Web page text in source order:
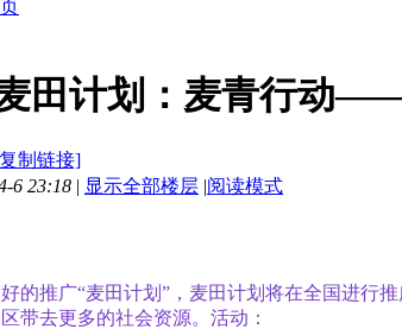
田计划：麦青行动
制链接]
6 23:18 | 显示全部楼层 |阅读模式
的推广“麦田计划”，麦田计划将在全国进行
带去更多的社会资源。活动：